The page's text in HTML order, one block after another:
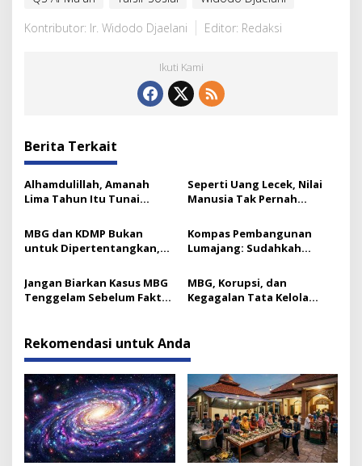
Kontributor: Ir. Widodo Djaelani
Editor: Redaksi
Ikuti Kami
Berita Terkait
Alhamdulillah, Amanah
Lima Tahun Itu Tunai
Jatim
Seperti Uang Lecek, Nilai
Manusia Tak Pernah
MBG dan KDMP Bukan
untuk Dipertentangkan,
Kompas Pembangunan
Lumajang: Sudahkah
Jangan Biarkan Kasus MBG
Tenggelam Sebelum Fakta
MBG, Korupsi, dan
Kegagalan Tata Kelola
Rekomendasi untuk Anda